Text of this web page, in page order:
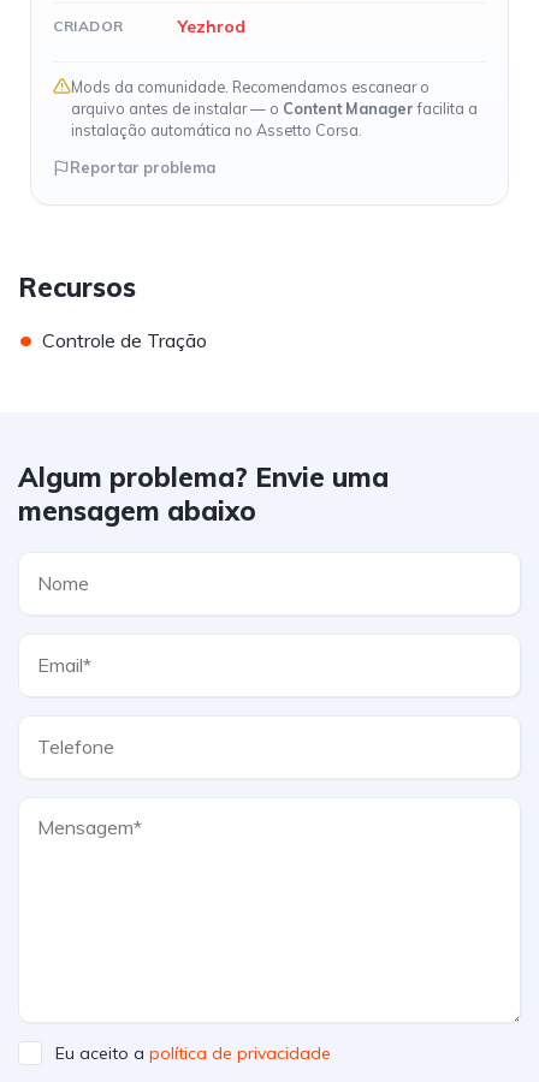
CRIADOR Yezhrod
Mods da comunidade. Recomendamos escanear o
arquivo antes de instalar — o Content Managerfacilita a
instalação automática no Assetto Corsa.
Reportar problema
Recursos
• Controle de Tração
Algum problema? Envie uma
mensagem abaixo
Eu aceito a política de privacidade